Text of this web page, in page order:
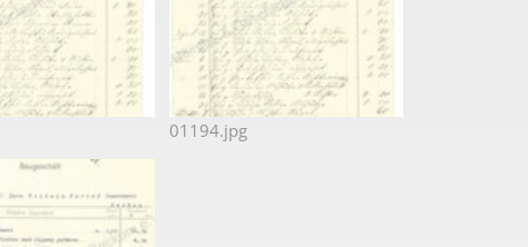
01194.jpg